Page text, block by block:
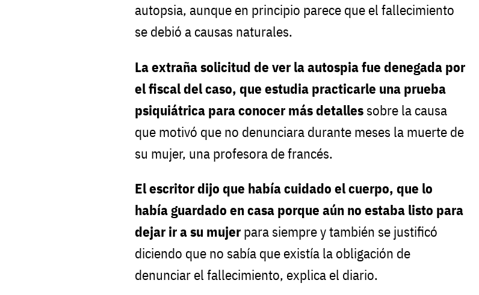
autopsia, aunque en principio parece que el fallecimiento
se debió a causas naturales.
La extraña solicitud de ver la autospia fue denegada por
el fiscal del caso, que estudia practicarle una prueba
psiquiátrica para conocer más detalles sobre la causa
que motivó que no denunciara durante meses la muerte de
su mujer, una profesora de francés.
El escritor dijo que había cuidado el cuerpo, que lo
había guardado en casa porque aún no estaba listo para
dejar ir a su mujer para siempre y también se justificó
diciendo que no sabía que existía la obligación de
denunciar el fallecimiento, explica el diario.